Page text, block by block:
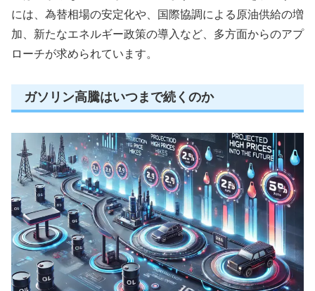
には、為替相場の安定化や、国際協調による原油供給の増
加、新たなエネルギー政策の導入など、多方面からのアプ
ローチが求められています。
ガソリン高騰はいつまで続くのか